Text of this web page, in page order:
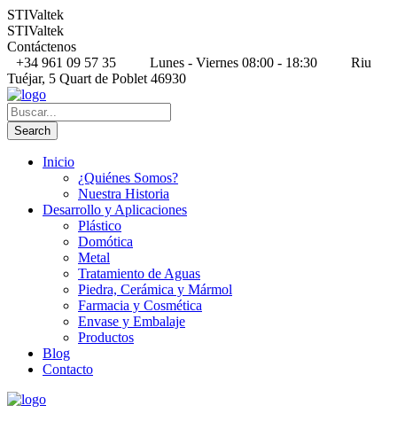
STIValtek
STIValtek
Contáctenos
+34 961 09 57 35
Lunes - Viernes 08:00 - 18:30
Riu
Tuéjar, 5 Quart de Poblet 46930
Inicio
¿Quiénes Somos?
Nuestra Historia
Desarrollo y Aplicaciones
Plástico
Domótica
Metal
Tratamiento de Aguas
Piedra, Cerámica y Mármol
Farmacia y Cosmética
Envase y Embalaje
Productos
Blog
Contacto